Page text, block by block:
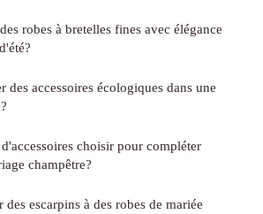
robes à bretelles fines avec élégance
des accessoires écologiques dans une
choisir pour compléter
champêtre?
des escarpins à des robes de mariée